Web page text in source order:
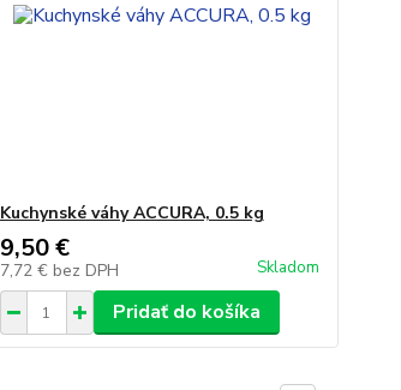
Kuchynské váhy ACCURA, 0.5 kg
9,50 €
7,72 € bez DPH Skladom
Pridať do košíka